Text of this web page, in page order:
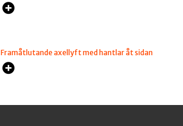
Framåtlutande axellyft med hantlar åt sidan